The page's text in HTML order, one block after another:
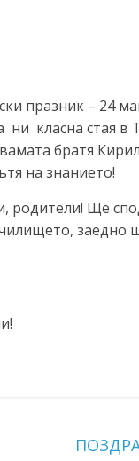
празник – 24
класна стая в
братя
на знанието!
родители! Ще
заедно